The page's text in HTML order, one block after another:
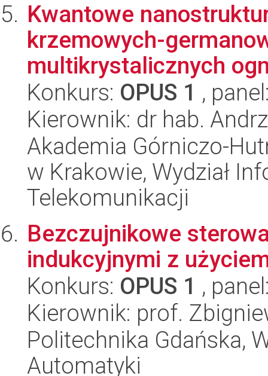
Kwantowe
krzemowych-
multikrystalicznych
Konkurs: OPUS 1 ,
Kierownik: dr hab.
Akademia Górniczo-
w Krakowie, Wydział
Telekomunikacji
Bezczujnikowe
indukcyjnymi z
Konkurs: OPUS 1 ,
Kierownik: prof.
Politechnika Gdańska,
Automatyki